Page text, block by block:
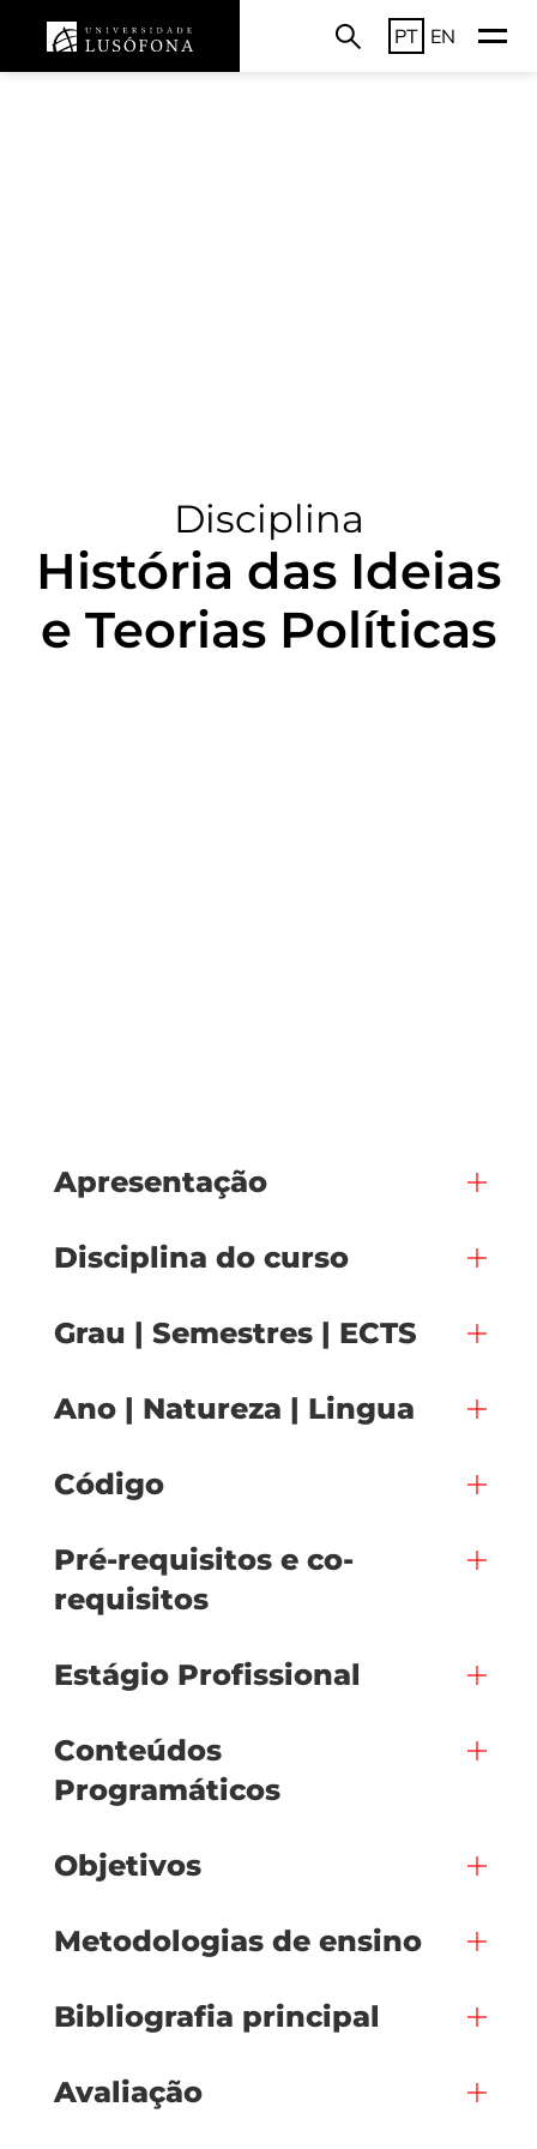
PT EN
Disciplina
História das Ideias
e Teorias Políticas
Apresentação
Disciplina do curso
Grau | Semestres | ECTS
Ano | Natureza | Lingua
Código
Pré-requisitos e co-
requisitos
Estágio Profissional
Conteúdos
Programáticos
Objetivos
Metodologias de ensino
Bibliografia principal
Avaliação